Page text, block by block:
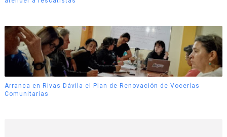
Arranca en Rivas Dávila el Plan de Renovación de Vocerías
Comunitarias